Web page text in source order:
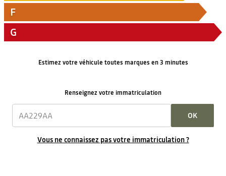
F
G
Estimez votre véhicule toutes marques en 3 minutes
Renseignez votre immatriculation
OK
Vous ne connaissez pas votre immatriculation ?